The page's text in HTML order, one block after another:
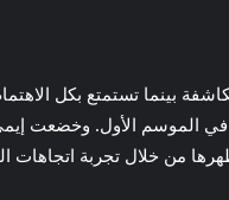
بينما تستمتع بكل